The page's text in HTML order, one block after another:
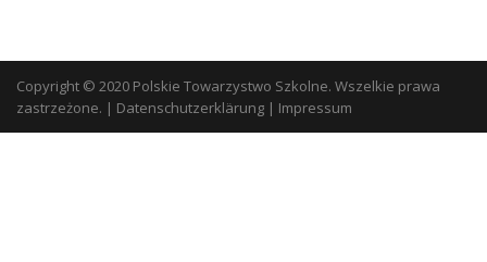
Copyright © 2020 Polskie Towarzystwo Szkolne. Wszelkie prawa
zastrzeżone. | Datenschutzerklärung | Impressum